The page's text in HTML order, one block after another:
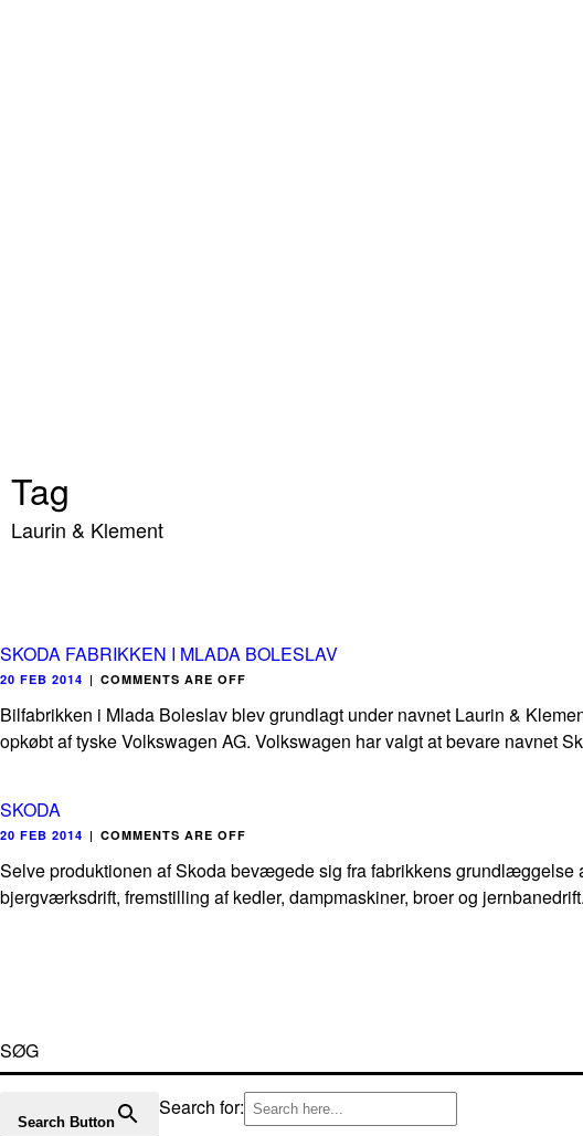
Tag
Laurin & Klement
SKODA FABRIKKEN I MLADA BOLESLAV
20 FEB 2014 | COMMENTS ARE OFF
Bilfabrikken i Mlada Boleslav blev grundlagt under navnet Laurin &
opkøbt af tyske Volkswagen AG. Volkswagen har valgt at bevare navnet
SKODA
20 FEB 2014 | COMMENTS ARE OFF
Selve produktionen af Skoda bevægede sig fra fabrikkens grundlæggelse
bjergværksdrift, fremstilling af kedler, dampmaskiner, broer og
SØG
Search for:
Search Button